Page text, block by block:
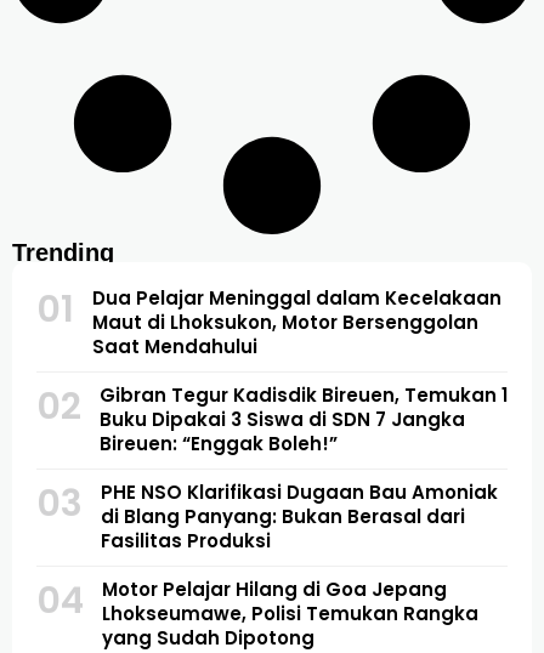
Trending
01
Dua Pelajar Meninggal dalam Kecelakaan
Maut di Lhoksukon, Motor Bersenggolan
Saat Mendahului
02
Gibran Tegur Kadisdik Bireuen, Temukan 1
Buku Dipakai 3 Siswa di SDN 7 Jangka
Bireuen: “Enggak Boleh!”
03
PHE NSO Klarifikasi Dugaan Bau Amoniak
di Blang Panyang: Bukan Berasal dari
Fasilitas Produksi
04
Motor Pelajar Hilang di Goa Jepang
Lhokseumawe, Polisi Temukan Rangka
yang Sudah Dipotong